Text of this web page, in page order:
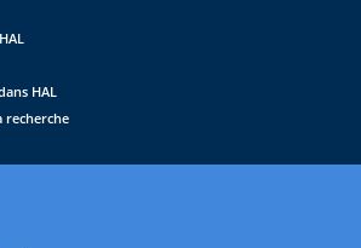
HAL
recherche